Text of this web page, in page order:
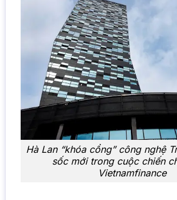
Hà Lan “khóa cổng” công nghệ
sốc mới trong cuộc chiến
Vietnamfinance